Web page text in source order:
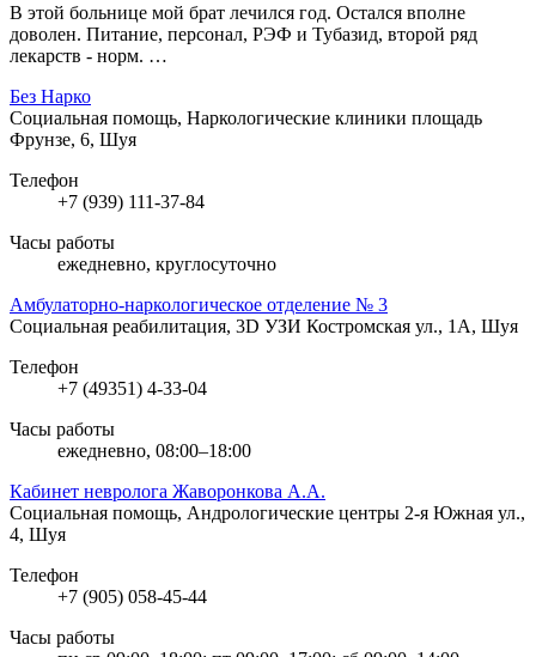
В этой больнице мой брат лечился год. Остался вполне
доволен. Питание, персонал, РЭФ и Тубазид, второй ряд
лекарств - норм. …
Без Нарко
Социальная помощь, Наркологические клиники площадь
Фрунзе, 6, Шуя
Телефон
+7 (939) 111-37-84
Часы работы
ежедневно, круглосуточно
Амбулаторно-наркологическое отделение № 3
Социальная реабилитация, 3D УЗИ Костромская ул., 1А, Шуя
Телефон
+7 (49351) 4-33-04
Часы работы
ежедневно, 08:00–18:00
Кабинет невролога Жаворонкова А.А.
Социальная помощь, Андрологические центры 2-я Южная ул.,
4, Шуя
Телефон
+7 (905) 058-45-44
Часы работы